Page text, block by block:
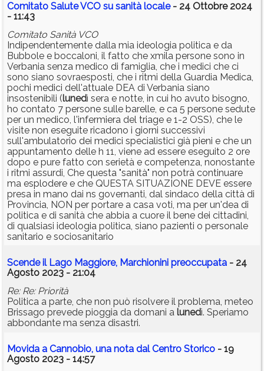
Comitato Salute VCO su sanità locale- 24 Ottobre 2024
- 11:43
Comitato Sanità VCO
Indipendentemente dalla mia ideologia politica e da
Bubbole e boccaloni, il fatto che xmila persone sono in
Verbania senza medico di famiglia, che i medici che ci
sono siano sovraesposti, che i ritmi della Guardia Medica,
pochi medici dell'attuale DEA di Verbania siano
insostenibili (lunedì sera e notte, in cui ho avuto bisogno,
ho contato 7 persone sulle barelle, e ca 5 persone sedute
per un medico, l'infermiera del triage e 1-2 OSS), che le
visite non eseguite ricadono i giorni successivi
sull'ambulatorio dei medici specialistici già pieni e che un
appuntamento delle h 11, viene ad essere eseguito 2 ore
dopo e pure fatto con serietà e competenza, nonostante
i ritmi assurdi, Che questa "sanità" non potrà continuare
ma esplodere e che QUESTA SITUAZIONE DEVE essere
presa in mano dai ns governanti, dal sindaco della città di
Provincia, NON per portare a casa voti, ma per un'dea di
politica e di sanità che abbia a cuore il bene dei cittadini,
di qualsiasi ideologia politica, siano pazienti o personale
sanitario e sociosanitario
Scende il Lago Maggiore, Marchionini preoccupata - 24
Agosto 2023 - 21:04
Re: Re: Priorità
Politica a parte, che non può risolvere il problema, meteo
Brissago prevede pioggia da domani a lunedì. Speriamo
abbondante ma senza disastri.
Movida a Cannobio, una nota dal Centro Storico - 19
Agosto 2023 - 14:57